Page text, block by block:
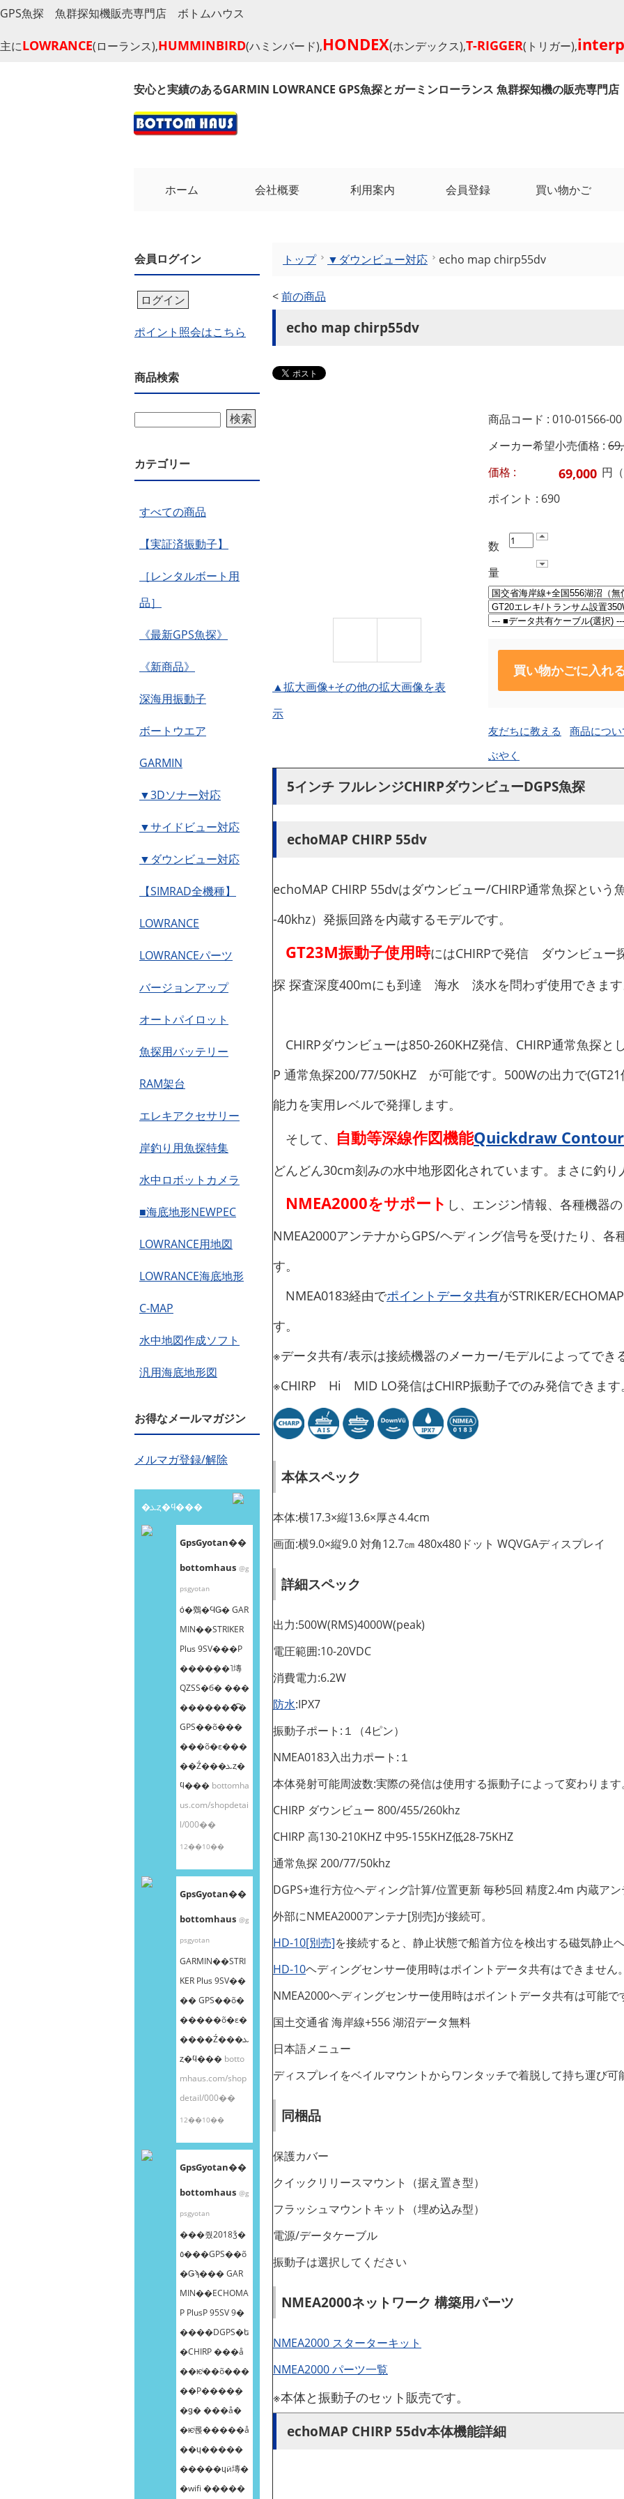
GPS魚探 魚群探知機販売専門店 ボトムハウス
主にLOWRANCE(ローランス),HUMMINBIRD(ハミンバード),HONDEX(ホンデックス),T-RIGGER(トリガー),
安心と実績のあるGARMIN LOWRANCE GPS魚探とガーミンローランス 魚群探知機の販売専門店
ホーム 会社概要 利用案内 会員登録 買い物かご
会員ログイン
ログイン
ポイント照会はこちら
商品検索
検索
カテゴリー
すべての商品
【実証済振動子】
［レンタルボート用
品］
《最新GPS魚探》
《新商品》
深海用振動子
ボートウエア
GARMIN
▼3Dソナー対応
▼サイドビュー対応
▼ダウンビュー対応
【SIMRAD全機種】
LOWRANCE
LOWRANCEパーツ
バージョンアップ
オートパイロット
魚探用バッテリー
RAM架台
エレキアクセサリー
岸釣り用魚探特集
水中ロボットカメラ
■海底地形NEWPEC
LOWRANCE用地図
LOWRANCE海底地形
C-MAP
水中地図作成ソフト
汎用海底地形図
お得なメールマガジン
メルマガ登録/解除
�ܥȥ�ϥ���
GpsGyotan��
bottomhaus @g
psgyotan
ȯ�䳫�ϤǤ� GAR
MIN��STRIKER
Plus 9SV���Ρ
����ܸ��˥塼
QZSS�б� ���
�������͡�
GPS��õ���
���õ�ε���
��Ź���ܥȥ�
ϥ��� bottomha
us.com/shopdetai
l/000��
12��10��
GpsGyotan��
bottomhaus @g
psgyotan
GARMIN��STRI
KER Plus 9SV��
�� GPS��õ�
�����õ�ε�
����Ź���ܥ
ȥ�ϥ��� botto
mhaus.com/shop
detail/000��
12��10��
GpsGyotan��
bottomhaus @g
psgyotan
���줬2018ǯ�
٥���GPS��õ
�Ǥϡ��� GAR
MIN��ECHOMA
P PlusP 95SV 9�
����DGPS�ե
�CHIRP ���å
��ѥͥ��õ���
��Ρ����ܸ�
�ǥ� ���å�
�ѥͥ롡�����å
��ɥ�����
�����ɥӥ塼�
�wifi �����
トップ ▼ダウンビュー対応 echo map chirp55dv
<前の商品
echo map chirp55dv
▲拡大画像+その他の拡大画像を表
示
商品コード : 010-01566-00
メーカー希望小売価格 :
価格 :
円
ポイント : 690
数
量
買い物かごに入れ
友だちに教える
商品につ
ぶやく
5インチ フルレンジCHIRPダウンビューDGPS魚探
echoMAP CHIRP 55dv
echoMAP CHIRP 55dvはダウンビュー/CHIRP通常魚探という
-40khz）発振回路を内蔵するモデルです。
GT23M振動子使用時にはCHIRPで発信 ダウンビュー
探 探査深度400mにも到達 海水 淡水を問わず使用できま
CHIRPダウンビューは850-260KHZ発信、CHIRP通常魚探
P 通常魚探200/77/50KHZ が可能です。500Wの出力で
能力を実用レベルで発揮します。
そして、 自動等深線作図機能Quickdraw
どんどん30cm刻みの水中地形図化されています。まさに釣
NMEA2000をサポート し、エンジン情報、各種機器
NMEA2000アンテナからGPS/ヘディング信号を受けたり、
す。
NMEA0183経由でポイントデータ共有がSTRIKER/
す。
※データ共有/表示は接続機器のメーカー/モデルによってでき
※CHIRP Hi MID LO発信はCHIRP振動子でのみ発信できます
本体スペック
本体:横17.3×縦13.6×厚さ4.4cm
画面:横9.0×縦9.0 対角12.7㎝ 480x480ドット WQVGAディスプレイ
詳細スペック
出力:500W(RMS)4000W(peak)
電圧範囲:10-20VDC
消費電力:6.2W
防水:IPX7
振動子ポート:１（4ピン）
NMEA0183入出力ポート:１
本体発射可能周波数:実際の発信は使用する振動子によって変わります
CHIRP ダウンビュー 800/455/260khz
CHIRP 高130-210KHZ 中95-155KHZ低28-75KHZ
通常魚探 200/77/50khz
DGPS+進行方位ヘディング計算/位置更新 毎秒5回 精度2.4m 内蔵ア
外部にNMEA2000アンテナ[別売]が接続可。
HD-10[別売]を接続すると、静止状態で船首方位を検出する磁気静止
HD-10ヘディングセンサー使用時はポイントデータ共有はできません
NMEA2000ヘディングセンサー使用時はポイントデータ共有は可能で
国土交通省 海岸線+556 湖沼データ無料
日本語メニュー
ディスプレイをベイルマウントからワンタッチで着脱して持ち運び可
同梱品
保護カバー
クイックリリースマウント（据え置き型）
フラッシュマウントキット（埋め込み型）
電源/データケーブル
振動子は選択してください
NMEA2000ネットワーク 構築用パーツ
NMEA2000 スターターキット
NMEA2000 パーツ一覧
※本体と振動子のセット販売です。
echoMAP CHIRP 55dv本体機能詳細